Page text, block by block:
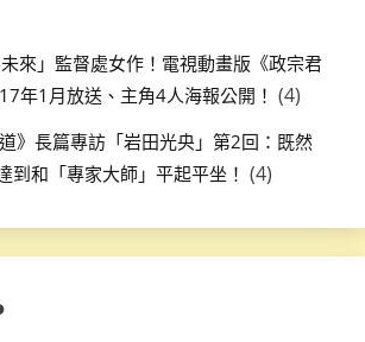
來」監督處女作！電視動畫版《政宗君
年1月放送、主角4人海報公開！ (4)
》長篇專訪「岩田光央」第2回：既然
到和「專家大師」平起平坐！ (4)